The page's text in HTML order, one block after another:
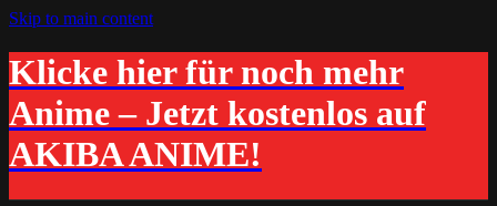
Skip to main content
Klicke hier für noch mehr
Anime – Jetzt kostenlos auf
AKIBA ANIME!